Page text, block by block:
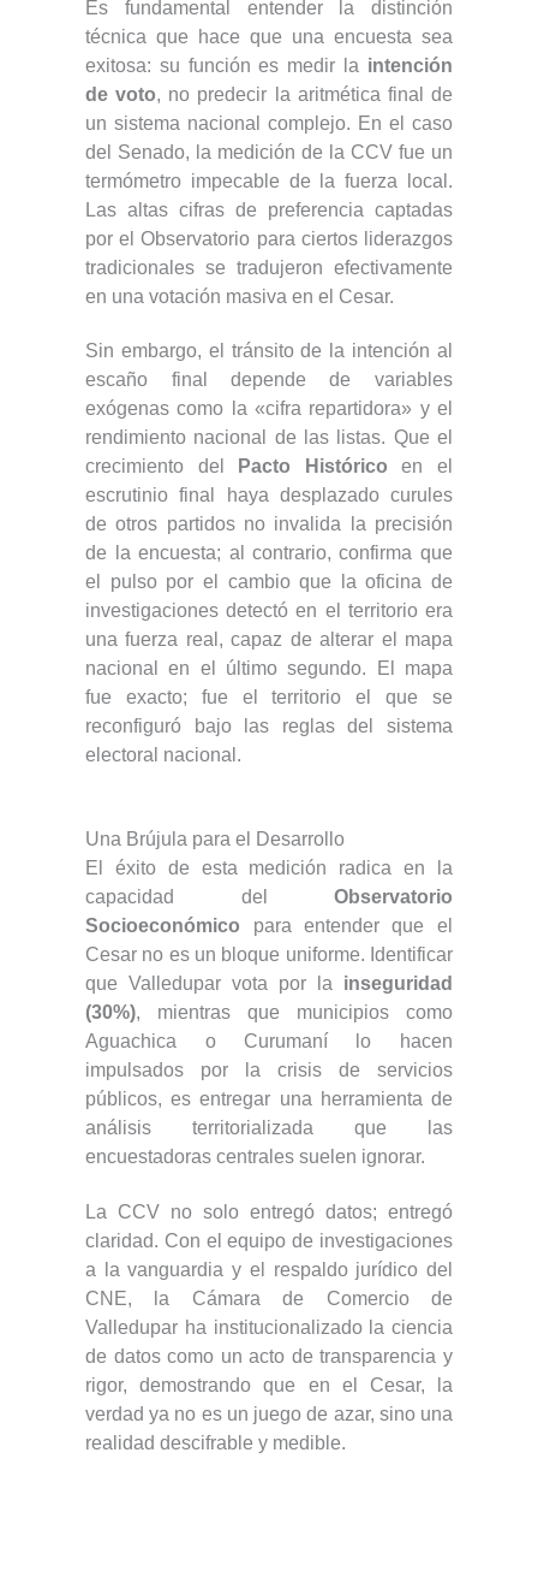
Es fundamental entender la distinción
técnica que hace que una encuesta sea
exitosa: su función es medir la intención
de voto, no predecir la aritmética final de
un sistema nacional complejo. En el caso
del Senado, la medición de la CCV fue un
termómetro impecable de la fuerza local.
Las altas cifras de preferencia captadas
por el Observatorio para ciertos liderazgos
tradicionales se tradujeron efectivamente
en una votación masiva en el Cesar.
Sin embargo, el tránsito de la intención al
escaño final depende de variables
exógenas como la «cifra repartidora» y el
rendimiento nacional de las listas. Que el
crecimiento del
Pacto Histórico en el
escrutinio final haya desplazado curules
de otros partidos no invalida la precisión
de la encuesta; al contrario, confirma que
el pulso por el cambio que la oficina de
investigaciones detectó en el territorio era
una fuerza real, capaz de alterar el mapa
nacional en el último segundo. El mapa
fue exacto; fue el territorio el que se
reconfiguró bajo las reglas del sistema
electoral nacional.
Una Brújula para el Desarrollo
El éxito de esta medición radica en la
capacidad del Observatorio
Socioeconómico para entender que el
Cesar no es un bloque uniforme. Identificar
que Valledupar vota por la inseguridad
(30%), mientras que municipios como
Aguachica o Curumaní lo hacen
impulsados por la crisis de servicios
públicos, es entregar una herramienta de
análisis territorializada que las
encuestadoras centrales suelen ignorar.
La CCV no solo entregó datos; entregó
claridad. Con el equipo de investigaciones
a la vanguardia y el respaldo jurídico del
CNE, la Cámara de Comercio de
Valledupar ha institucionalizado la ciencia
de datos como un acto de transparencia y
rigor, demostrando que en el Cesar, la
verdad ya no es un juego de azar, sino una
realidad descifrable y medible.